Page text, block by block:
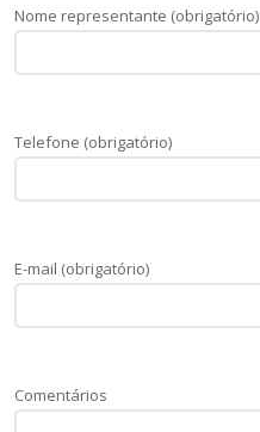
Nome representante (obrigatório)
Telefone (obrigatório)
E-mail (obrigatório)
Comentários